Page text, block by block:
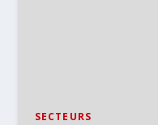
SECTEURS